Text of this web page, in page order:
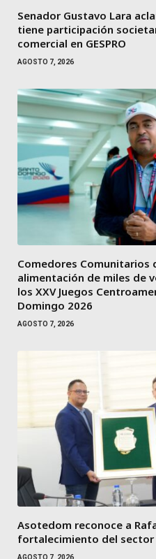
Senador Gustavo Lara
tiene participación
comercial en GESPRO
AGOSTO 7, 2026
Comedores Comunitarios
alimentación de miles de
los XXV Juegos
Domingo 2026
AGOSTO 7, 2026
Asotedom reconoce a
fortalecimiento del